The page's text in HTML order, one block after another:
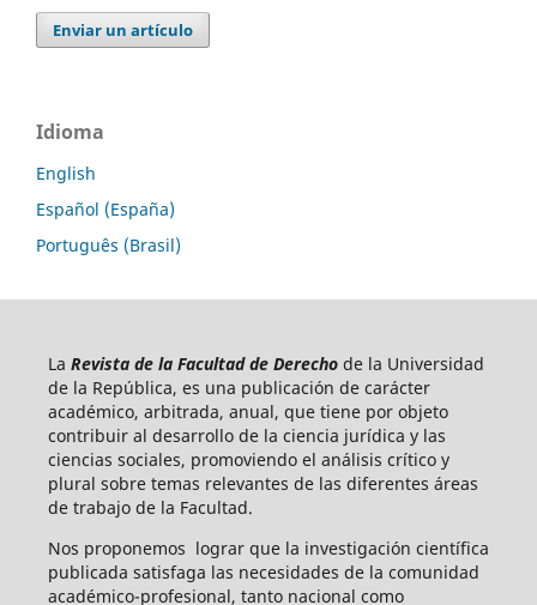
Enviar un artículo
Idioma
English
Español (España)
Português (Brasil)
La Revista de la Facultad de Derecho de la Universidad
de la República, es una publicación de carácter
académico, arbitrada, anual, que tiene por objeto
contribuir al desarrollo de la ciencia jurídica y las
ciencias sociales, promoviendo el análisis crítico y
plural sobre temas relevantes de las diferentes áreas
de trabajo de la Facultad.
Nos proponemos lograr que la investigación científica
publicada satisfaga las necesidades de la comunidad
académico-profesional, tanto nacional como